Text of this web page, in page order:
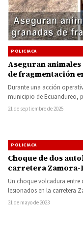
POLICIACA
Aseguran
de fragmentación
Durante una acción
municipio de Ecuandureo,
21 de septiembre de 2025
POLICIACA
Choque de dos
carretera Zamora-
Un choque volcadura entre
lesionados en la carretera
31 de mayo de 2023